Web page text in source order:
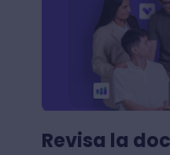
Revisa la